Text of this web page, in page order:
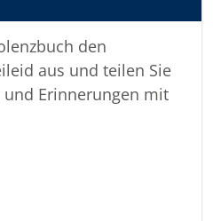
den
aus und teilen Sie
Erinnerungen mit